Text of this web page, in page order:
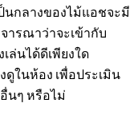
นกลางของไม้แอชจะมี
ารณาว่าจะเข้ากับ
ล่นได้ดีเพียงใด
ในห้อง เพื่อประเมิน
นๆ หรือไม่